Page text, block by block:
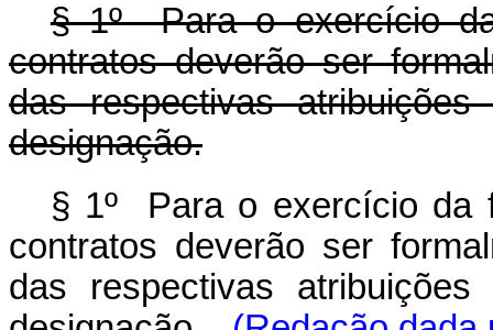
§ 1º Para o exercício
contratos deverão ser
das respectivas
designação.
§ 1º Para o exercício da
contratos deverão ser
das respectivas